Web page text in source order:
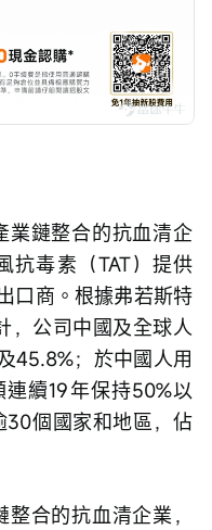
業鏈整合的抗血清企
抗毒素（TAT）提供
口商。根據弗若斯特
，公司中國及全球人
45.8%；於中國人用
續19年保持50%以
30個國家和地區，佔
合的抗血清企業，